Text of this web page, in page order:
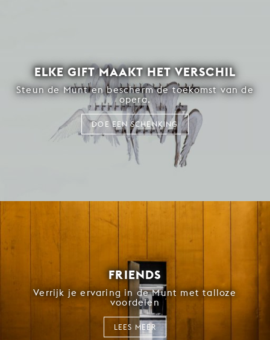
ELKE GIFT MAAKT HET VERSCHIL
Steun de Munt en bescherm de toekomst van de
opera.
DOE EEN SCHENKING
FRIENDS
Verrijk je ervaring in de Munt met talloze
voordelen
LEES MEER